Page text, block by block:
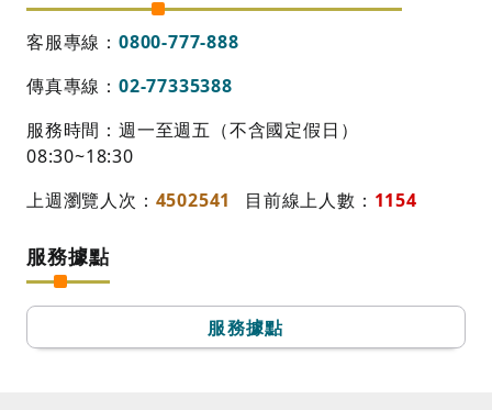
客服專線： 0800-777-888
傳真專線： 02-77335388
服務時間：週一至週五（不含國定假日）
08:30~18:30
上週瀏覽人次： 4502541 目前線上人數： 1154
服務據點
服務據點